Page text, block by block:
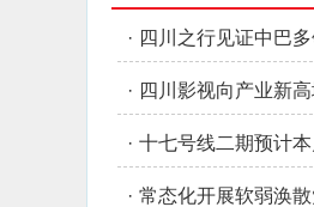
· 四川之行见证中巴
· 四川影视向产业新
· 十七号线二期预计
· 常态化开展软弱涣